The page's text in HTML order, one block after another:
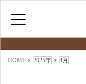
HOME
HOME 2025年 4月